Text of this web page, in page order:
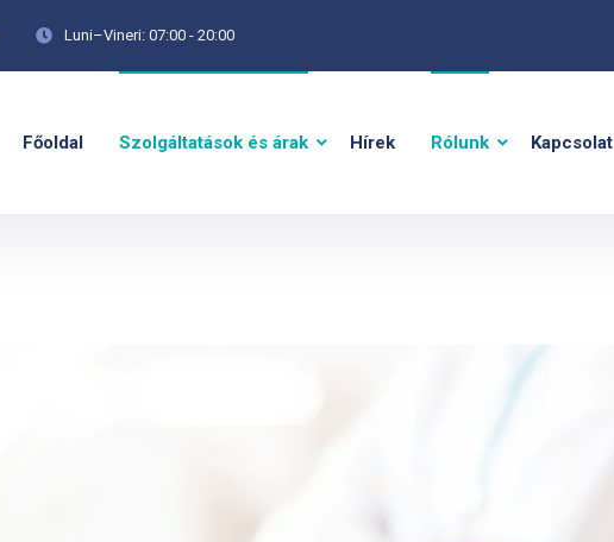
Luni–Vineri: 07:00 - 20:00
Főoldal Szolgáltatások és árak Hírek Rólunk Kapcsolat